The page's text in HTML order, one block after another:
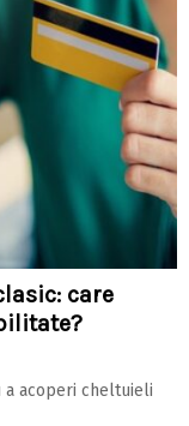
care
a acoperi cheltuieli